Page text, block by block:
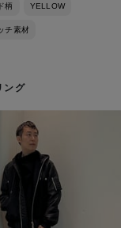
柄 YELLOW
チ素材
ング